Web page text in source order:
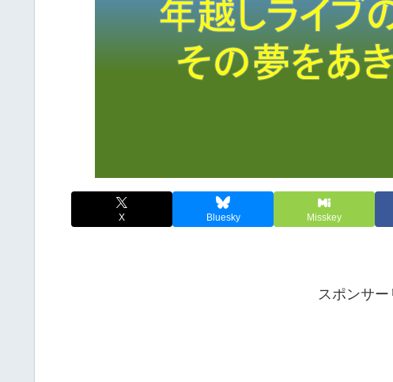
X Bluesky Misskey
スポンサー